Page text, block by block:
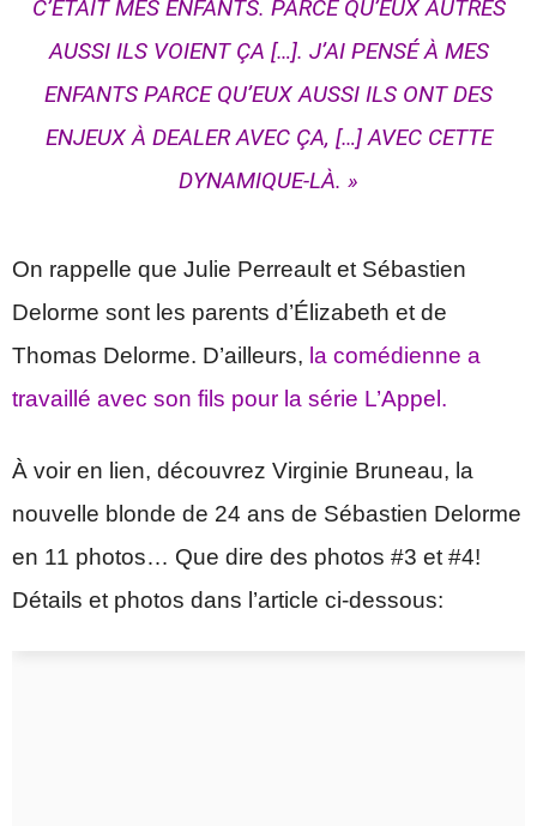
C’ÉTAIT MES ENFANTS. PARCE QU’EUX AUTRES
AUSSI ILS VOIENT ÇA […]. J’AI PENSÉ À MES
ENFANTS PARCE QU’EUX AUSSI ILS ONT DES
ENJEUX À DEALER AVEC ÇA, […] AVEC CETTE
DYNAMIQUE-LÀ. »
On rappelle que Julie Perreault et Sébastien
Delorme sont les parents d’Élizabeth et de
Thomas Delorme. D’ailleurs, la comédienne a
travaillé avec son fils pour la série L’Appel.
À voir en lien, découvrez Virginie Bruneau, la
nouvelle blonde de 24 ans de Sébastien Delorme
en 11 photos… Que dire des photos #3 et #4!
Détails et photos dans l’article ci-dessous: